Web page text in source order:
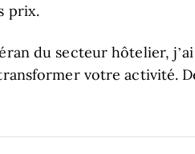
prix.
du secteur hôtelier,
votre activité.